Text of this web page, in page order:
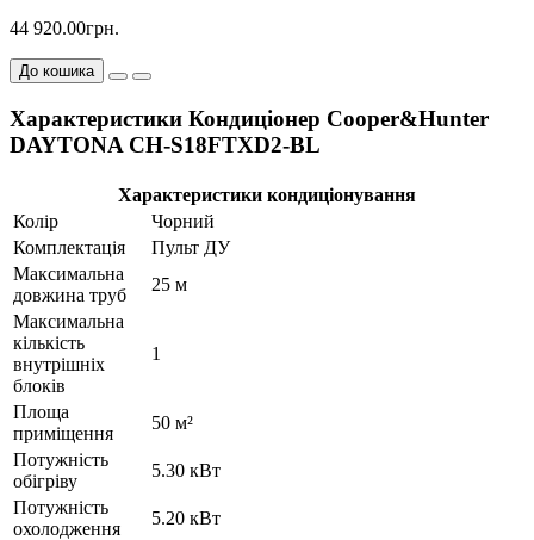
44 920.00грн.
До кошика
Характеристики Кондиціонер Cooper&Hunter
DAYTONA CH-S18FTXD2-BL
Характеристики кондиціонування
Колір
Чорний
Комплектація
Пульт ДУ
Максимальна
довжина труб
25 м
Максимальна
кількість
внутрішніх
блоків
1
Площа
приміщення
50 м²
Потужність
обігріву
5.30 кВт
Потужність
охолодження
5.20 кВт